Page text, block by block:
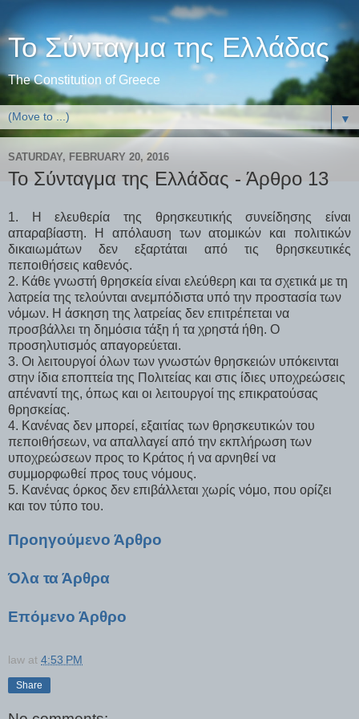
Το Σύνταγμα της Ελλάδας
The Constitution of Greece
▼
SATURDAY, FEBRUARY 20, 2016
Το Σύνταγμα της Ελλάδας - Άρθρο 13
1. Η ελευθερία της θρησκευτικής συνείδησης είναι
απαραβίαστη. Η απόλαυση των ατομικών και πολιτικών
δικαιωμάτων δεν εξαρτάται από τις θρησκευτικές
πεποιθήσεις καθενός.
2. Κάθε γνωστή θρησκεία είναι ελεύθερη και τα σχετικά με τη
λατρεία της τελούνται ανεμπόδιστα υπό την προστασία των
νόμων. Η άσκηση της λατρείας δεν επιτρέπεται να
προσβάλλει τη δημόσια τάξη ή τα χρηστά ήθη. Ο
προσηλυτισμός απαγορεύεται.
3. Οι λειτουργοί όλων των γνωστών θρησκειών υπόκεινται
στην ίδια εποπτεία της Πολιτείας και στις ίδιες υποχρεώσεις
απέναντί της, όπως και οι λειτουργοί της επικρατούσας
θρησκείας.
4. Κανένας δεν μπορεί, εξαιτίας των θρησκευτικών του
πεποιθήσεων, να απαλλαγεί από την εκπλήρωση των
υποχρεώσεων προς το Κράτος ή να αρνηθεί να
συμμορφωθεί προς τους νόμους.
5. Κανένας όρκος δεν επιβάλλεται χωρίς νόμο, που ορίζει
και τον τύπο του.
Προηγούμενο Άρθρο
Όλα τα Άρθρα
Επόμενο Άρθρο
law at 4:53 PM
Share